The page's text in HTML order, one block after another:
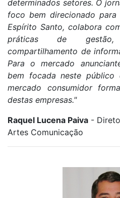
determinados setores. O
foco bem direcionado
Espírito Santo, colabora
práticas de gestão,
compartilhamento de
Para o mercado
bem focada neste público
mercado consumidor
destas empresas."
Raquel Lucena Paiva -
Artes Comunicação